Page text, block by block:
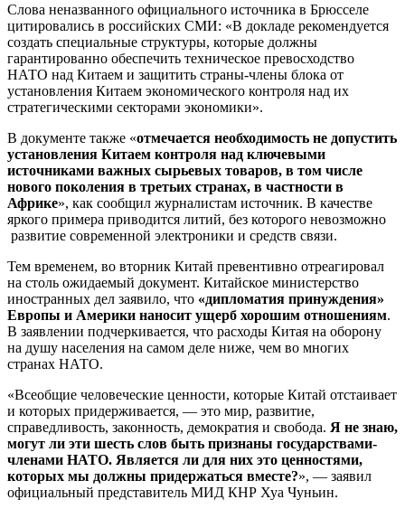
Слова неназванного официального источника в Брюсселе
цитировались в российских СМИ: «В докладе рекомендуется
создать специальные структуры, которые должны
гарантированно обеспечить техническое превосходство
НАТО над Китаем и защитить страны-члены блока от
установления Китаем экономического контроля над их
стратегическими секторами экономики».
В документе также «отмечается необходимость не допустить
установления Китаем контроля над ключевыми
источниками важных сырьевых товаров, в том числе
нового поколения в третьих странах, в частности в
Африке», как сообщил журналистам источник. В качестве
яркого примера приводится литий, без которого невозможно
развитие современной электроники и средств связи.
Тем временем, во вторник Китай превентивно отреагировал
на столь ожидаемый документ. Китайское министерство
иностранных дел заявило, что «дипломатия принуждения»
Европы и Америки наносит ущерб хорошим отношениям.
В заявлении подчеркивается, что расходы Китая на оборону
на душу населения на самом деле ниже, чем во многих
странах НАТО.
«Всеобщие человеческие ценности, которые Китай отстаивает
и которых придерживается, — это мир, развитие,
справедливость, законность, демократия и свобода. Я не знаю,
могут ли эти шесть слов быть признаны государствами-
членами НАТО. Является ли для них это ценностями,
которых мы должны придержаться вместе?», — заявил
официальный представитель МИД КНР Хуа Чуньин.